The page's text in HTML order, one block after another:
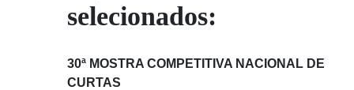
selecionados:
30ª MOSTRA COMPETITIVA NACIONAL DE
CURTAS